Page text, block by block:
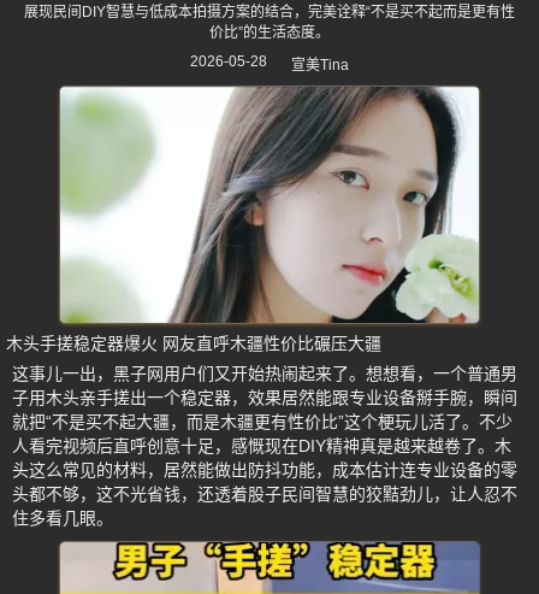
展现民间DIY智慧与低成本拍摄方案的结合，完美诠释“不是买不起而是更有性
价比”的生活态度。
2026-05-28
宣美Tina
木头手搓稳定器爆火 网友直呼木疆性价比碾压大疆
这事儿一出，黑子网用户们又开始热闹起来了。想想看，一个普通男
子用木头亲手搓出一个稳定器，效果居然能跟专业设备掰手腕，瞬间
就把“不是买不起大疆，而是木疆更有性价比”这个梗玩儿活了。不少
人看完视频后直呼创意十足，感慨现在DIY精神真是越来越卷了。木
头这么常见的材料，居然能做出防抖功能，成本估计连专业设备的零
头都不够，这不光省钱，还透着股子民间智慧的狡黠劲儿，让人忍不
住多看几眼。